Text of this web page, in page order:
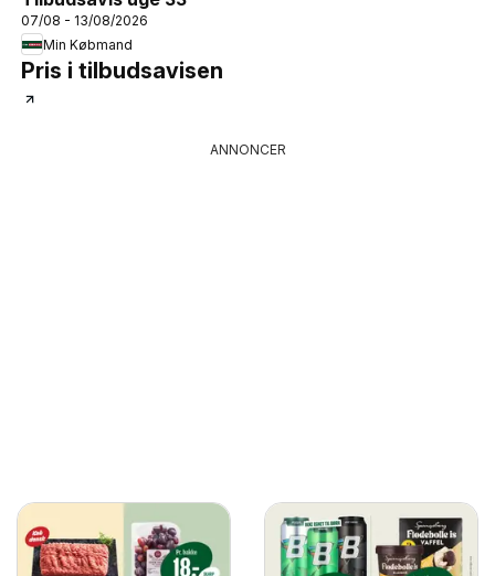
07/08 - 13/08/2026
Min Købmand
Pris i tilbudsavisen
ANNONCER